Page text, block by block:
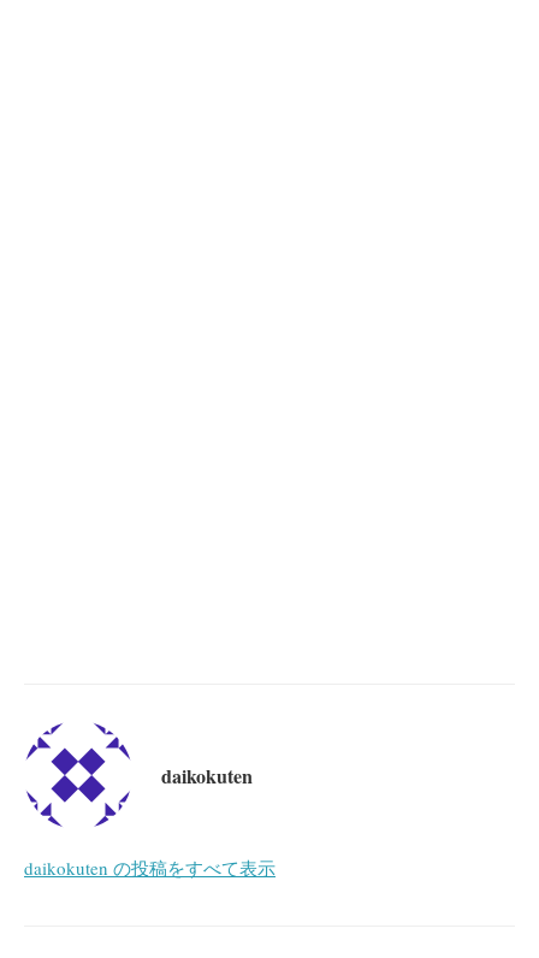
daikokuten
daikokuten の投稿をすべて表示